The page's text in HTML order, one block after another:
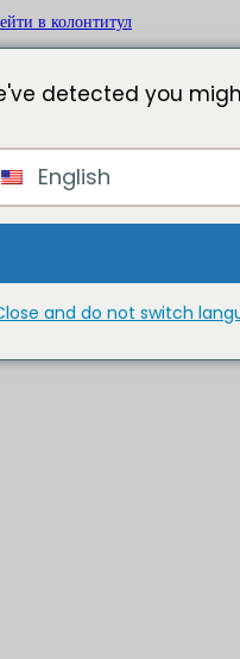
в колонтитул
detected you
English
and do not switch